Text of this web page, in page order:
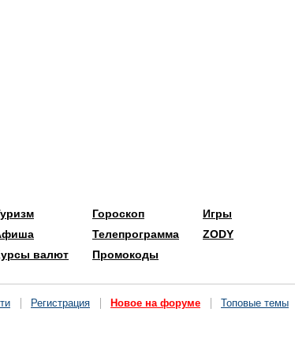
валют
Гороскоп
Телепрограмма
Промокоды
Игры
ZODY
Регистрация Новое на форуме Топовые темы